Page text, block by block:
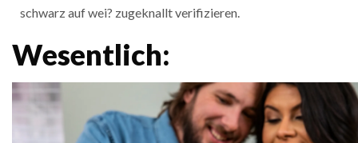
schwarz auf wei? zugeknallt verifizieren.
Wesentlich: